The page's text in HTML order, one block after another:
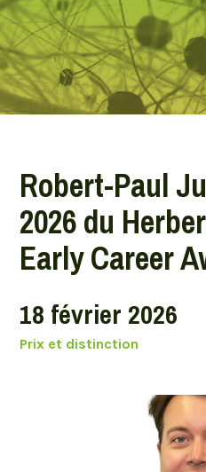
Robert-Paul
2026 du
Early Career
18 février 2026
Prix et distinction